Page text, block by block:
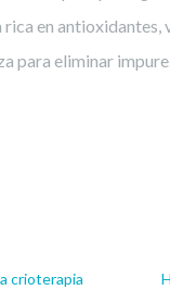
rica en antioxidantes,
para eliminar
crioterapia